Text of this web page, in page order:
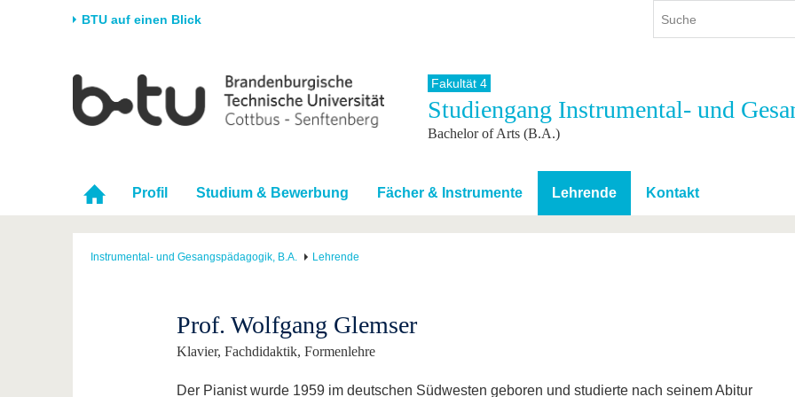
BTU auf einen Blick
Universität
Karriere & Engagement
Partnerschaften &
Strukturwandel
Forschung
Förderung
Wissenschaftlicher
Nachwuchs
Studium
Studienangebot
Im Studium
Nach dem Studium
International
Internationales Profil
Mit der BTU ins Ausland
Für internationale
Studierende
Weiterbildung
Fakultät 4
Studiengang Instrumental- und
Bachelor of Arts (B.A.)
Profil Studium & Bewerbung Fächer & Instrumente Lehrende Kontakt
Instrumental- und Gesangspädagogik, B.A. Lehrende
Prof. Wolfgang Glemser
Klavier, Fachdidaktik, Formenlehre
Der Pianist wurde 1959 im deutschen Südwesten geboren und studierte nach seinem Abitur